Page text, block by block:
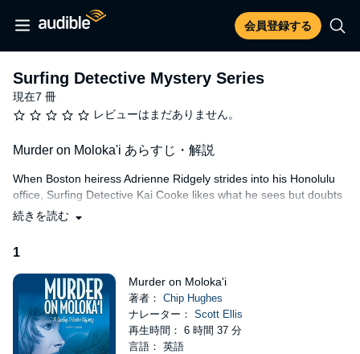
会員登録する
Surfing Detective Mystery Series
現在7 冊
レビューはまだありません。
Murder on Moloka'i あらすじ・解説
When Boston heiress Adrienne Ridgely strides into his Honolulu
office, Surfing Detective Kai Cooke likes what he sees but doubts
what he hears. Adrienne's sister, environmental activist Sara
leper colony.
Murder, cries Adrienne, perpetrated by Sara's ex-husband,
developer J. Gregory Parke. Cooke flies to Molokai, tracking
tantalizing leads to an unlikely murder in which, despite himself,
he starts to believe.
続きを読む
1
Murder on Moloka'i
著者： Chip Hughes
ナレーター： Scott Ellis
再生時間： 6 時間 37 分
言語： 英語